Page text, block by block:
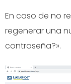
En caso de no
regenerar una
contraseña?».